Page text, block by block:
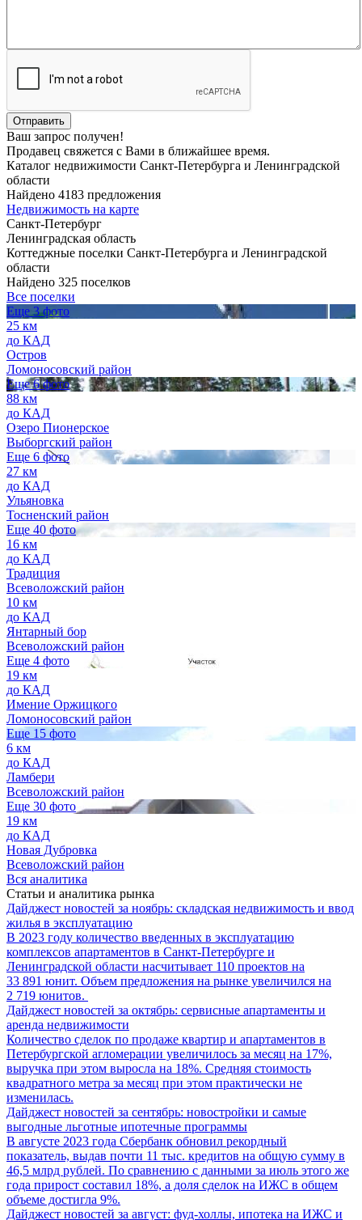
Ваш запрос получен!
Продавец свяжется с Вами в ближайшее время.
Каталог недвижимости Санкт-Петербурга и Ленинградской
области
Найдено 4183 предложения
Недвижимость на карте
Санкт-Петербург
Ленинградская область
Коттеджные поселки Санкт-Петербурга и Ленинградской
области
Найдено 325 поселков
Все поселки
Еще 3 фото
25 км
до КАД
Остров
Ломоносовский район
Еще 6 фото
88 км
до КАД
Озеро Пионерское
Выборгский район
Еще 6 фото
27 км
до КАД
Ульяновка
Тосненский район
Еще 40 фото
16 км
до КАД
Традиция
Всеволожский район
10 км
до КАД
Янтарный бор
Всеволожский район
Еще 4 фото
19 км
до КАД
Имение Оржицкого
Ломоносовский район
Еще 15 фото
6 км
до КАД
Ламбери
Всеволожский район
Еще 30 фото
19 км
до КАД
Новая Дубровка
Всеволожский район
Вся аналитика
Статьи и аналитика рынка
Дайджест новостей за ноябрь: складская недвижимость и ввод
жилья в эксплуатацию
В 2023 году количество введенных в эксплуатацию
комплексов апартаментов в Санкт-Петербурге и
Ленинградской области насчитывает 110 проектов на
33 891 юнит. Объем предложения на рынке увеличился на
2 719 юнитов.
Дайджест новостей за октябрь: сервисные апартаменты и
аренда недвижимости
Количество сделок по продаже квартир и апартаментов в
Петербургской агломерации увеличилось за месяц на 17%,
выручка при этом выросла на 18%. Средняя стоимость
квадратного метра за месяц при этом практически не
изменилась.
Дайджест новостей за сентябрь: новостройки и самые
выгодные льготные ипотечные программы
В августе 2023 года Сбербанк обновил рекордный
показатель, выдав почти 11 тыс. кредитов на общую сумму в
46,5 млрд рублей. По сравнению с данными за июль этого же
года прирост составил 18%, а доля сделок на ИЖС в общем
объеме достигла 9%.
Дайджест новостей за август: фуд-холлы, ипотека на ИЖС и